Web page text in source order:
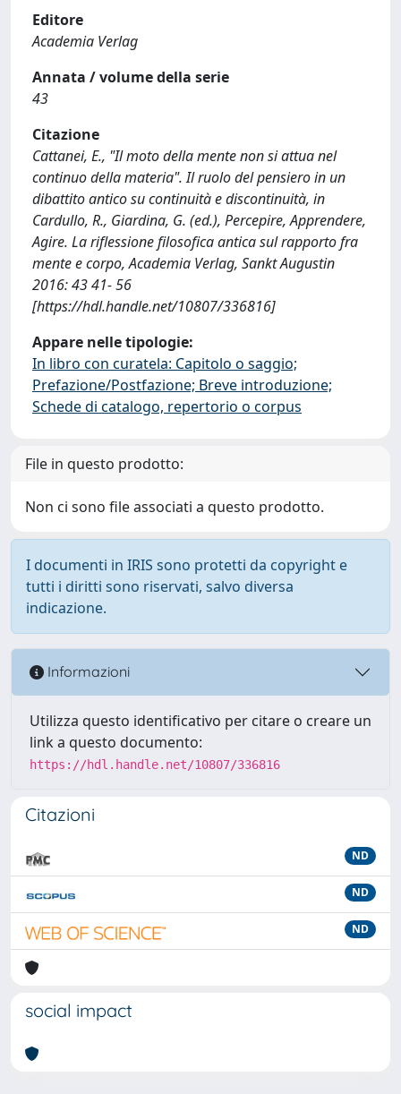
Editore
Academia Verlag
Annata / volume della serie
43
Citazione
Cattanei, E., "Il moto della mente non si attua nel
continuo della materia". Il ruolo del pensiero in un
dibattito antico su continuità e discontinuità, in
Cardullo, R., Giardina, G. (ed.), Percepire, Apprendere,
Agire. La riflessione filosofica antica sul rapporto fra
mente e corpo, Academia Verlag, Sankt Augustin
2016: 43 41- 56
[https://hdl.handle.net/10807/336816]
Appare nelle tipologie:
In libro con curatela: Capitolo o saggio;
Prefazione/Postfazione; Breve introduzione;
Schede di catalogo, repertorio o corpus
File in questo prodotto:
Non ci sono file associati a questo prodotto.
I documenti in IRIS sono protetti da copyright e
tutti i diritti sono riservati, salvo diversa
indicazione.
Informazioni
Utilizza questo identificativo per citare o creare un
link a questo documento:
https://hdl.handle.net/10807/336816
Citazioni
ND
ND
ND
social impact